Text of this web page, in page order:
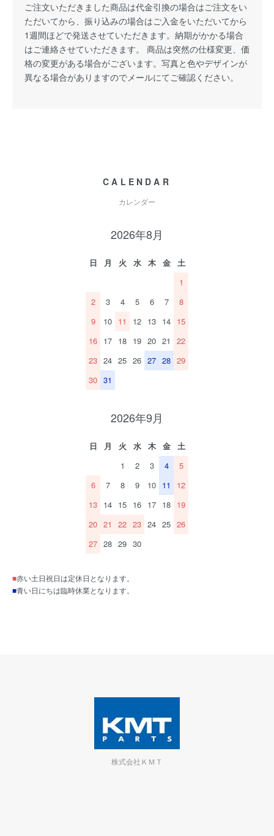
ご注文いただきました商品は代金引換の場合はご注文をい
ただいてから、振り込みの場合はご入金をいただいてから
1週間ほどで発送させていただきます。納期がかかる場合
はご連絡させていただきます。 商品は突然の仕様変更、価
格の変更がある場合がございます。写真と色やデザインが
異なる場合がありますのでメールにてご確認ください。
CALENDAR
カレンダー
2026年8月
日 月 火 水 木 金
土
1
2
3 4 5 6 7
8
9
10 11 12 13 14 15
16 17 18 19 20 21
22
23 24 25 26 27 28 29
30 31
2026年9月
日 月 火 水 木 金
土
1
2 3 4
5
6
7 8 9 10 11
12
13 14 15 16 17 18 19
20 21 22 23 24 25 26
27 28 29 30
■赤い土日祝日は定休日となります。
■青い日にちは臨時休業となります。
株式会社ＫＭＴ